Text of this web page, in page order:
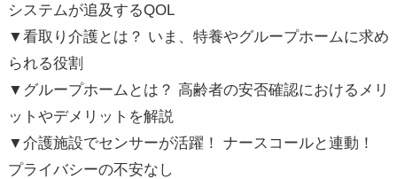
システムが追及するQOL
▼看取り介護とは？ いま、特養やグループホームに求め
られる役割
▼グループホームとは？ 高齢者の安否確認におけるメリ
ットやデメリットを解説
▼介護施設でセンサーが活躍！ ナースコールと連動！
プライバシーの不安なし